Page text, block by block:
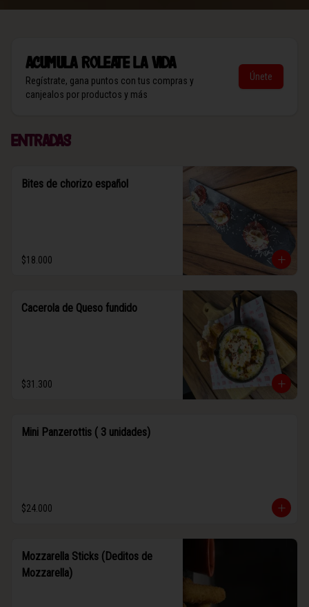
AcumulaRoleate la vida
Regístrate, gana puntos con tus compras y
canjealos por productos y más
Únete
Entradas
Bites de chorizo español
$18.000
Cacerola de Queso fundido
$31.300
Mini Panzerottis ( 3 unidades)
$24.000
Mozzarella Sticks (Deditos de
Mozzarella)